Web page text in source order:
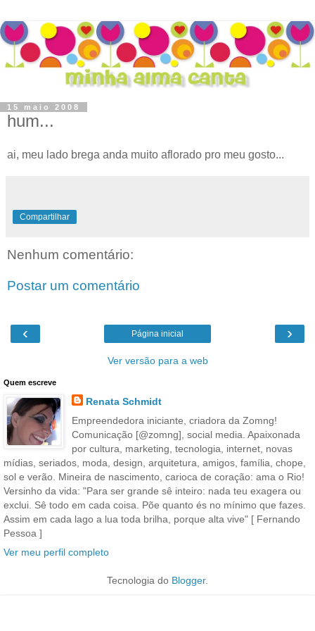
15 maio 2008
hum...
ai, meu lado brega anda muito aflorado pro meu gosto...
Compartilhar
Nenhum comentário:
Postar um comentário
‹ ›
Página inicial
Ver versão para a web
Quem escreve
Renata Schmidt
Empreendedora iniciante, criadora da Zomng!
Comunicação [@zomng], social media. Apaixonada
por cultura, marketing, tecnologia, internet, novas
mídias, seriados, moda, design, arquitetura, amigos, família, chope,
sol e verão. Mineira de nascimento, carioca de coração: ama o Rio!
Versinho da vida: "Para ser grande sê inteiro: nada teu exagera ou
exclui. Sê todo em cada coisa. Põe quanto és no mínimo que fazes.
Assim em cada lago a lua toda brilha, porque alta vive" [ Fernando
Pessoa ]
Ver meu perfil completo
Tecnologia do Blogger.